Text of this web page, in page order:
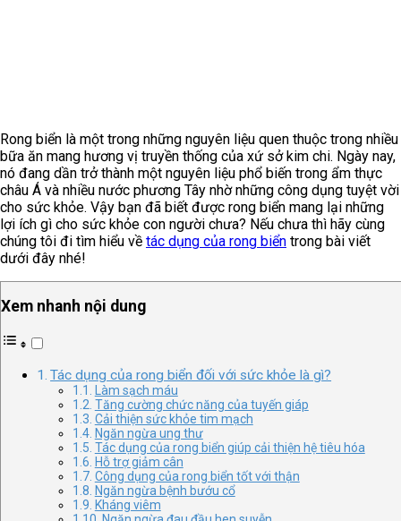
Rong biển là một trong những nguyên liệu quen thuộc trong nhiều
bữa ăn mang hương vị truyền thống của xứ sở kim chi. Ngày nay,
nó đang dần trở thành một nguyên liệu phổ biến trong ẩm thực
châu Á và nhiều nước phương Tây nhờ những công dụng tuyệt vời
cho sức khỏe. Vậy bạn đã biết được rong biển mang lại những
lợi ích gì cho sức khỏe con người chưa? Nếu chưa thì hãy cùng
chúng tôi đi tìm hiểu về tác dụng của rong biển trong bài viết
dưới đây nhé!
Xem nhanh nội dung
Tác dụng của rong biển đối với sức khỏe là gì?
Làm sạch máu
Tăng cường chức năng của tuyến giáp
Cải thiện sức khỏe tim mạch
Ngăn ngừa ung thư
Tác dụng của rong biển giúp cải thiện hệ tiêu hóa
Hỗ trợ giảm cân
Công dụng của rong biển tốt với thận
Ngăn ngừa bệnh bướu cổ
Kháng viêm